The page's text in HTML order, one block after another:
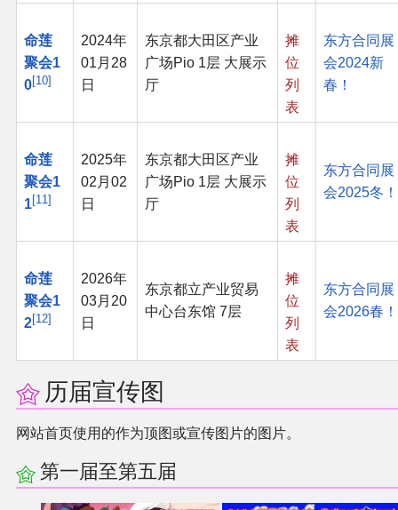
命莲
聚会1
0 10
2024年
01月28
日
东京都大田区产业
广场Pio 1层 大展示
厅
摊
位
列
表
东方合同展
会2024新
春！
命莲
聚会1
1 11
2025年
02月02
日
东京都大田区产业
广场Pio 1层 大展示
厅
摊
位
列
表
东方合同展
会2025冬！
命莲
聚会1
2 12
2026年
03月20
日
东京都立产业贸易
中心台东馆 7层
摊
位
列
表
东方合同展
会2026春！
历届宣传图
网站首页使用的作为顶图或宣传图片的图片。
第一届至第五届